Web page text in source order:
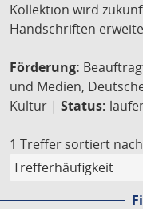
Kollektion wird
Handschriften
Förderung:
und Medien,
Kultur | Status:
1 Treffer sortiert nach